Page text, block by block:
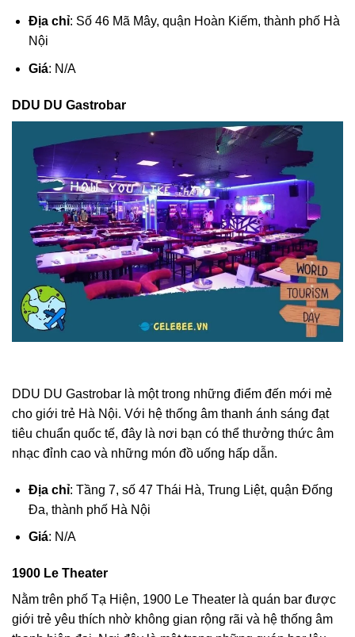
Địa chỉ: Số 46 Mã Mây, quận Hoàn Kiếm, thành phố Hà
Nội
Giá: N/A
DDU DU Gastrobar
DDU DU Gastrobar là một trong những điểm đến mới mẻ
cho giới trẻ Hà Nội. Với hệ thống âm thanh ánh sáng đạt
tiêu chuẩn quốc tế, đây là nơi bạn có thể thưởng thức âm
nhạc đỉnh cao và những món đồ uống hấp dẫn.
Địa chỉ: Tầng 7, số 47 Thái Hà, Trung Liệt, quận Đống
Đa, thành phố Hà Nội
Giá: N/A
1900 Le Theater
Nằm trên phố Tạ Hiện, 1900 Le Theater là quán bar được
giới trẻ yêu thích nhờ không gian rộng rãi và hệ thống âm